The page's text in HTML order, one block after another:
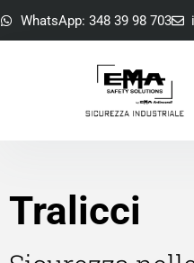
WhatsApp: 348 39 98 703
Tralicci